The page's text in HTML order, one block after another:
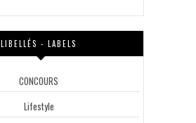
LIBELLÉS - LABELS
CONCOURS
Lifestyle